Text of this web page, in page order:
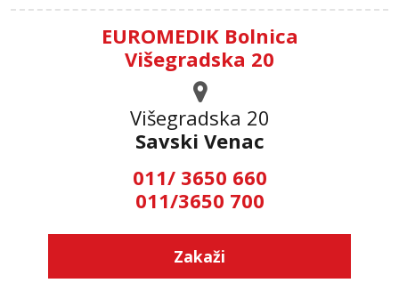
EUROMEDIK Bolnica
Višegradska 20
Višegradska 20
Savski Venac
011/ 3650 660
011/3650 700
Zakaži